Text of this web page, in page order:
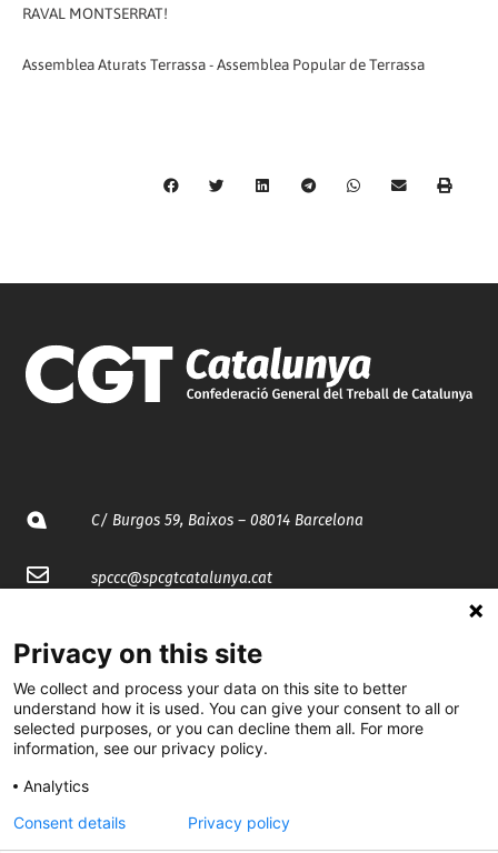
RAVAL MONTSERRAT!
Assemblea Aturats Terrassa - Assemblea Popular de Terrassa
C/ Burgos 59, Baixos – 08014 Barcelona
spccc@spcgtcatalunya.cat
@CGTCatalunya
cgtcatalunya
CGTCatalunya
cgtcatalunya
Privacy on this site
We collect and process your data on this site to better
understand how it is used. You can give your consent to all or
selected purposes, or you can decline them all. For more
information, see our privacy policy.
Analytics
Consent details
Privacy policy